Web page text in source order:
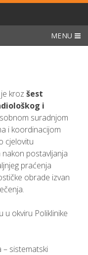
MENU
kroz šest
i
suradnjom
i koordinacijom
cjelovitu
postavljanja
praćenja
obrade izvan
u okviru Poliklinike
– sistematski